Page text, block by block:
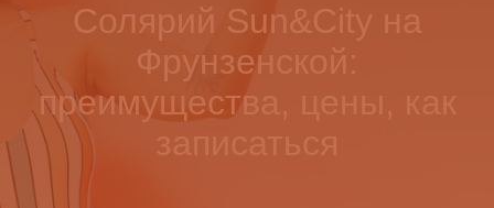
Солярий Sun&City на
Фрунзенской:
преимущества, цены, как
записаться